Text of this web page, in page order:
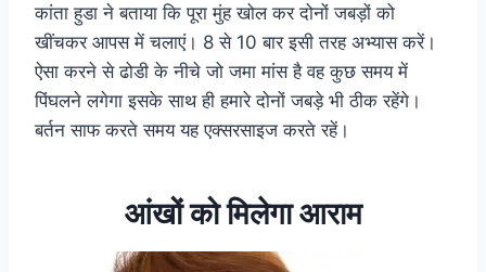
कांता हुडा ने बताया कि पूरा मुंह खोल कर दोनों जबड़ों को
खींचकर आपस में चलाएं। 8 से 10 बार इसी तरह अभ्यास करें।
ऐसा करने से ढोडी के नीचे जो जमा मांस है वह कुछ समय में
पिंघलने लगेगा इसके साथ ही हमारे दोनों जबड़े भी ठीक रहेंगे।
बर्तन साफ करते समय यह एक्सरसाइज करते रहें।
आंखों को मिलेगा आराम